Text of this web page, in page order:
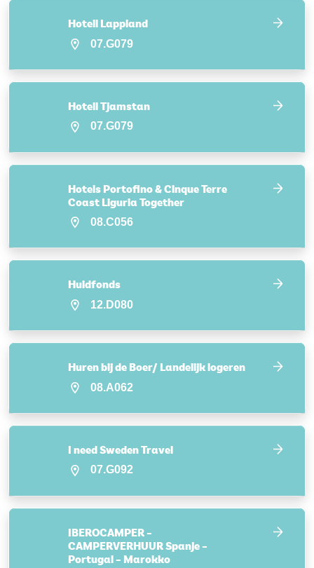
Hotell Lappland
07.G079
Hotell Tjamstan
07.G079
Hotels Portofino & Cinque Terre
Coast Liguria Together
08.C056
Huidfonds
12.D080
Huren bij de Boer/ Landelijk logeren
08.A062
I need Sweden Travel
07.G092
IBEROCAMPER –
CAMPERVERHUUR Spanje –
Portugal – Marokko